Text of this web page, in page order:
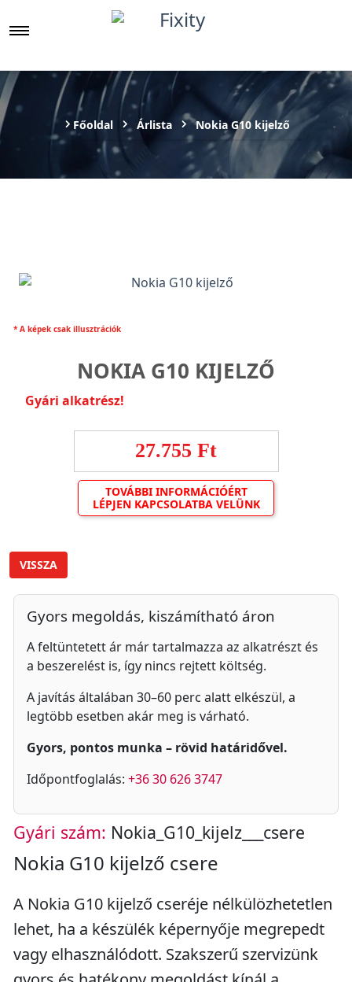
Főoldal Árlista Nokia G10 kijelző
* A képek csak illusztrációk
NOKIA G10 KIJELZŐ
Gyári alkatrész!
27.755 Ft
TOVÁBBI INFORMÁCIÓÉRT
LÉPJEN KAPCSOLATBA VELÜNK
VISSZA
Gyors megoldás, kiszámítható áron
A feltüntetett ár már tartalmazza az alkatrészt és
a beszerelést is, így nincs rejtett költség.
A javítás általában 30–60 perc alatt elkészül, a
legtöbb esetben akár meg is várható.
Gyors, pontos munka – rövid határidővel.
Időpontfoglalás: +36 30 626 3747
Gyári szám: Nokia_G10_kijelz___csere
Nokia G10 kijelző csere
A Nokia G10 kijelző cseréje nélkülözhetetlen
lehet, ha a készülék képernyője megrepedt
vagy elhasználódott. Szakszerű szervizünk